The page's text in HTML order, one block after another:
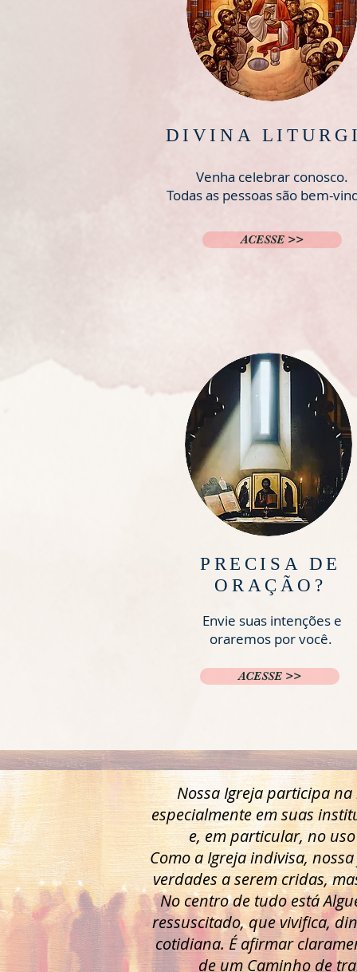
DIVINA
Venha celebrar conosco.
Todas as pessoas são bem-
ACESSE >>
PRECISA DE
ORAÇÃO?
Envie suas intenções e
oraremos por você.
ACESSE >>
Nossa Igreja participa
especialmente em suas
e, em particular, no
Como a Igreja indivisa,
verdades a serem cridas,
No centro de tudo está
ressuscitado, que vivifica,
cotidiana. É afirmar
de um Caminho de